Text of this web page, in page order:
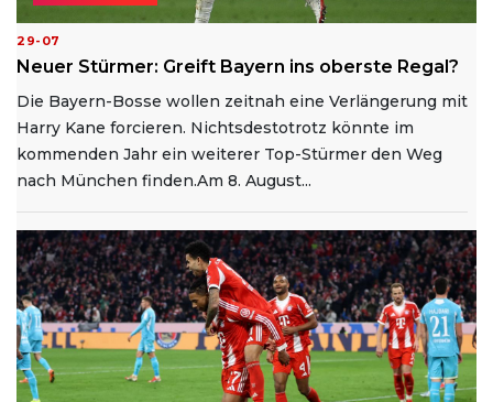
29-07
Neuer Stürmer: Greift Bayern ins oberste Regal?
Die Bayern-Bosse wollen zeitnah eine Verlängerung mit
Harry Kane forcieren. Nichtsdestotrotz könnte im
kommenden Jahr ein weiterer Top-Stürmer den Weg
nach München finden.Am 8. August...